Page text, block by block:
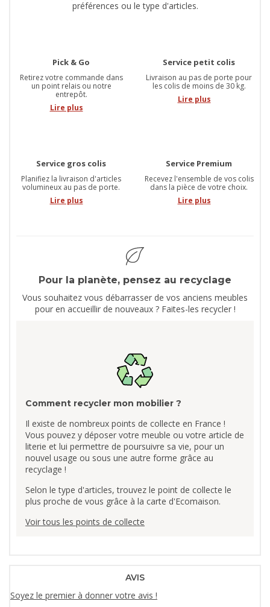
préférences ou le type d'articles.
Pick & Go
Retirez votre commande dans
un point relais ou notre
entrepôt.
Lire plus
Service petit colis
Livraison au pas de porte pour
les colis de moins de 30 kg.
Lire plus
Service gros colis
Planifiez la livraison d'articles
volumineux au pas de porte.
Lire plus
Service Premium
Recevez l'ensemble de vos colis
dans la pièce de votre choix.
Lire plus
Pour la planète, pensez au recyclage
Vous souhaitez vous débarrasser de vos anciens meubles
pour en accueillir de nouveaux ? Faites-les recycler !
Comment recycler mon mobilier ?
Il existe de nombreux points de collecte en France !
Vous pouvez y déposer votre meuble ou votre article de
literie et lui permettre de poursuivre sa vie, pour un
nouvel usage ou sous une autre forme grâce au
recyclage !
Selon le type d'articles, trouvez le point de collecte le
plus proche de vous grâce à la carte d'Ecomaison.
Voir tous les points de collecte
AVIS
Soyez le premier à donner votre avis !